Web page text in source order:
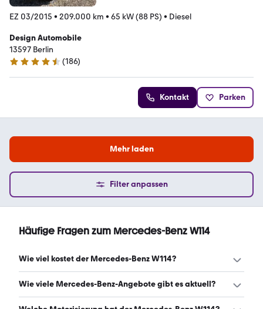
EZ 03/2015 • 209.000 km • 65 kW (88 PS) • Diesel
Design Automobile
13597 Berlin
4.7 Sterne
(186)
Kontakt Parken
Mehr laden
Filter anpassen
Häufige Fragen zum Mercedes-Benz W114
Wie viel kostet der Mercedes-Benz W114?
Ein guter Preis für einen Mercedes-Benz W114 liegt
Wie viele Mercedes-Benz-Angebote gibt es aktuell?